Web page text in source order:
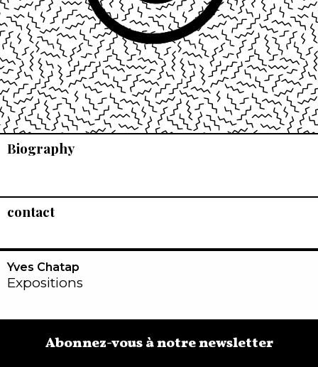
Biography
contact
Yves Chatap
Expositions
Abonnez-vous à notre newsletter